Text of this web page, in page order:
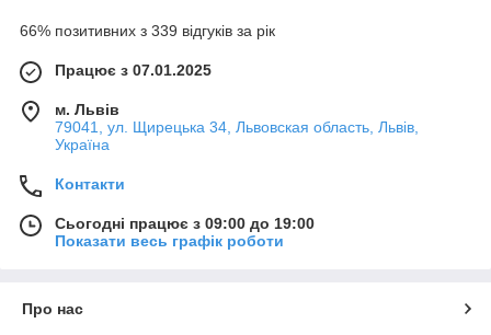
66% позитивних з 339 відгуків за рік
Працює з 07.01.2025
м. Львів
79041, ул. Щирецька 34, Львовская область, Львів,
Україна
Контакти
Сьогодні працює з 09:00 до 19:00
Показати весь графік роботи
Про нас